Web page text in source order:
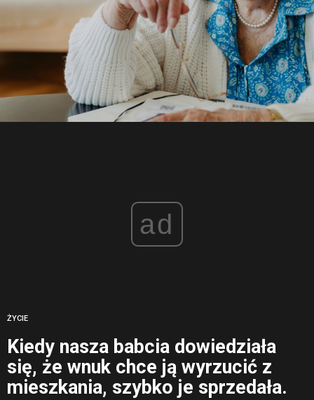
ad
ŻYCIE
Kiedy nasza babcia dowiedziała
się, że wnuk chce ją wyrzucić z
mieszkania, szybko je sprzedała.